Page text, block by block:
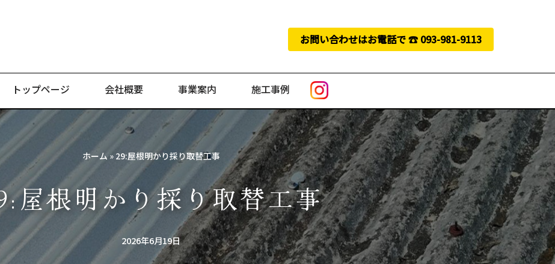
お問い合わせはお電話で ☎︎ 093-981-9113
トップページ 会社概要 事業案内 施工事例
ホーム» 29:屋根明かり採り取替工事
屋根明かり採り取替工事
2026年6月19日